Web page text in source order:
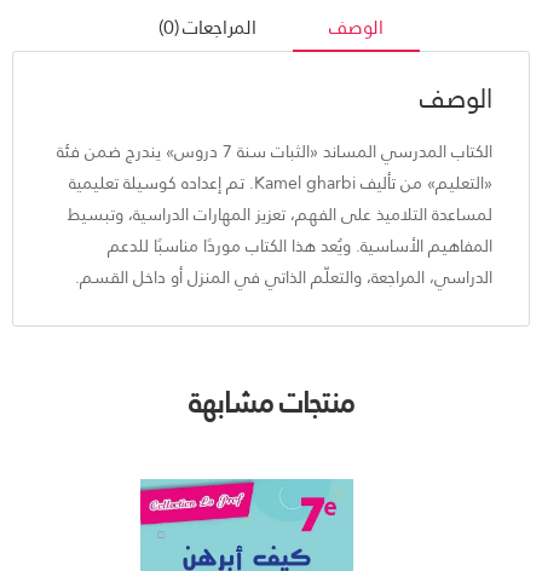
الوصف المراجعات (0)
الوصف
الكتاب المدرسي المساند «الثبات سنة 7 دروس» يندرج ضمن فئة
«التعليم» من تأليف Kamel gharbi. تم إعداده كوسيلة تعليمية
لمساعدة التلاميذ على الفهم، تعزيز المهارات الدراسية، وتبسيط
المفاهيم الأساسية. ويُعد هذا الكتاب موردًا مناسبًا للدعم
الدراسي، المراجعة، والتعلّم الذاتي في المنزل أو داخل القسم.
منتجات مشابهة